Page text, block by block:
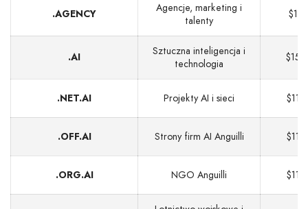
.AGENCY
Agencje, marketing i
talenty
$14
.AI
Sztuczna inteligencja i
technologia
$154
.NET.AI Projekty AI i sieci $115
.OFF.AI Strony firm AI Anguilli $115
.ORG.AI NGO Anguilli $115